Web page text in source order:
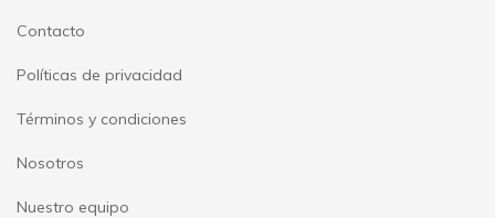
Contacto
Políticas de privacidad
Términos y condiciones
Nosotros
Nuestro equipo